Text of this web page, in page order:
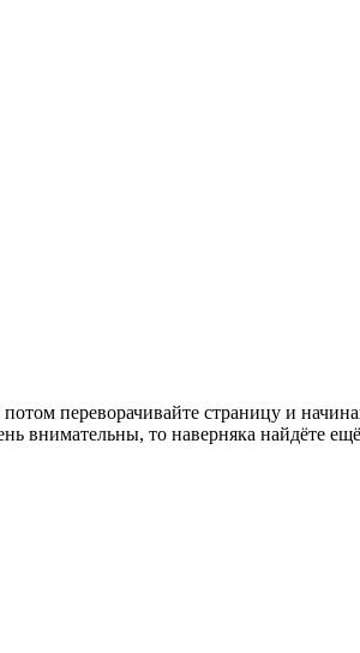
переворачивайте страницу и
внимательны, то наверняка найдёте